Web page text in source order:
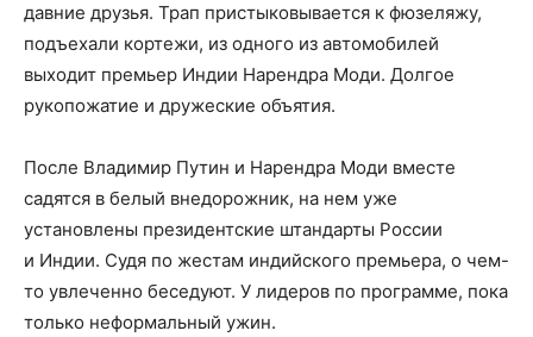
давние друзья. Трап пристыковывается к фюзеляжу,
подъехали кортежи, из одного из автомобилей
выходит премьер Индии Нарендра Моди. Долгое
рукопожатие и дружеские объятия.
После Владимир Путин и Нарендра Моди вместе
садятся в белый внедорожник, на нем уже
установлены президентские штандарты России
и Индии. Судя по жестам индийского премьера, о чем-
то увлеченно беседуют. У лидеров по программе, пока
только неформальный ужин.